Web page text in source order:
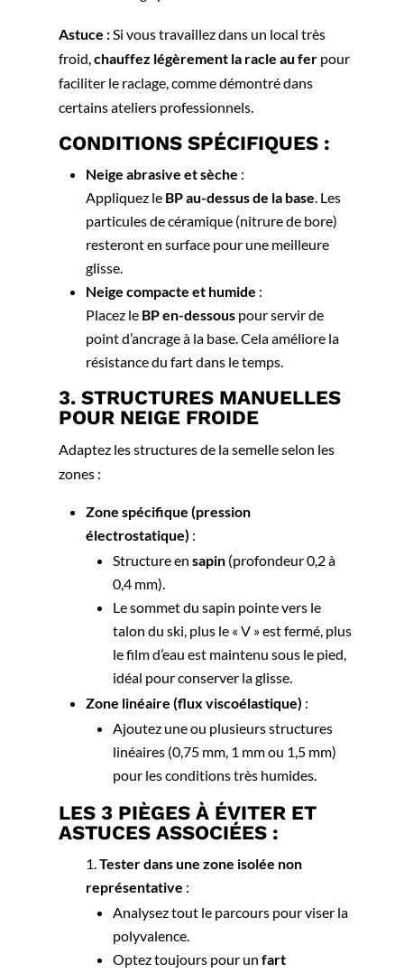
Astuce :Si vous travaillez dans un local très
froid,chauffez légèrement la racle au ferpour
faciliter le raclage, comme démontré dans
certains ateliers professionnels.
CONDITIONS SPÉCIFIQUES :
Neige abrasive et sèche :
Appliquez le BPau-dessus de la base. Les
particules de céramique (nitrure de bore)
resteront en surface pour une meilleure
glisse.
Neige compacte et humide :
Placez le BP en-dessouspour servir de
point d’ancrage à la base. Cela améliore la
résistance du fart dans le temps.
3. STRUCTURES MANUELLES
POUR NEIGE FROIDE
Adaptez les structures de la semelle selon les
zones :
Zone spécifique (pression
électrostatique) :
Structure en sapin(profondeur 0,2 à
0,4 mm).
Le sommet du sapin pointe vers le
talon du ski, plus le « V » est fermé, plus
le film d’eau est maintenu sous le pied,
idéal pour conserver la glisse.
Zone linéaire (flux viscoélastique) :
Ajoutez une ou plusieurs structures
linéaires (0,75 mm, 1 mm ou 1,5 mm)
pour les conditions très humides.
LES 3 PIÈGES À ÉVITER ET
ASTUCES ASSOCIÉES :
Tester dans une zone isolée non
représentative :
Analysez tout le parcours pour viser la
polyvalence.
Optez toujours pour un fart